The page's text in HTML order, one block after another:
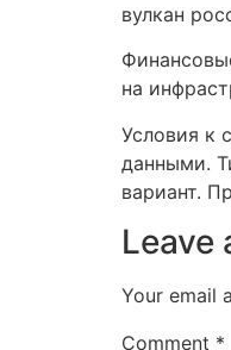
вулкан
на
Условия к
данными.
вариант.
Leave
Your email
Comment *